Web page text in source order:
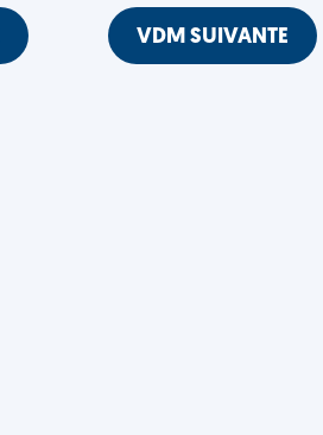
VDM SUIVANTE